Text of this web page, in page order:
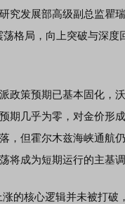
发展部高级副总监瞿
格局，向上突破与深
策预期已基本固化，
期几乎为零，对金价形
，但霍尔木兹海峡通航
将成为短期运行的主基调
核心逻辑并未被打破